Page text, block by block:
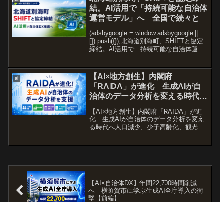
高齢化や時代の変化ととも...
結。AI活用で「持続可能な自治体
運営モデル」へ 全国で続々と
(adsbygoogle = window.adsbygoogle ||
[]).push({});北海道別海町、SHIFTと協定
締結。AI活用で「持続可能な自治体運営
の...
ai
【AI×地方創生】内閣府
「RAIDA」が進化 生成AIが自
治体のデータ分析を変える時代
へ
【AI×地方創生】内閣府「RAIDA」が進
化 生成AIが自治体のデータ分析を変え
る時代へ人口減少、少子高齢化、観光客
【AI×自治体DX】年間22,700時間削減
へ 横須賀市に学ぶ生成AI全庁導入の衝
撃【前編】